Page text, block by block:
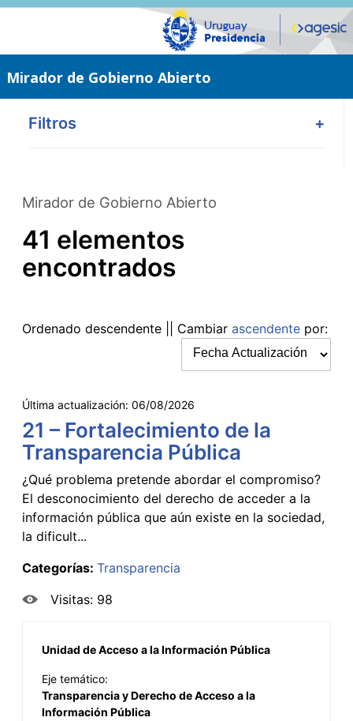
Saltar
Mirador de Gobierno Abierto
Filtros +
Mirador de Gobierno Abierto
41 elementos
encontrados
Ordenado descendente || Cambiar ascendente por:
Última actualización: 06/08/2026
21 – Fortalecimiento de la
Transparencia Pública
¿Qué problema pretende abordar el compromiso?
El desconocimiento del derecho de acceder a la
información pública que aún existe en la sociedad,
la dificult...
Categorías: Transparencia
Visitas: 98
Unidad de Acceso a la Información Pública
Eje temático:
Transparencia y Derecho de Acceso a la
Información Pública